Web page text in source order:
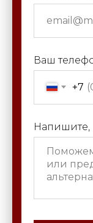
Ваш
+7
Напишите,